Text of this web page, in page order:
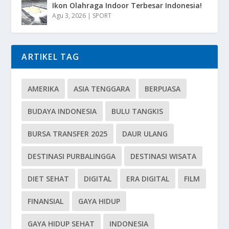
Ikon Olahraga Indoor Terbesar Indonesia!
Agu 3, 2026 | SPORT
ARTIKEL TAG
AMERIKA ASIA TENGGARA BERPUASA
BUDAYA INDONESIA BULU TANGKIS
BURSA TRANSFER 2025 DAUR ULANG
DESTINASI PURBALINGGA DESTINASI WISATA
DIET SEHAT DIGITAL ERA DIGITAL FILM
FINANSIAL GAYA HIDUP
GAYA HIDUP SEHAT INDONESIA